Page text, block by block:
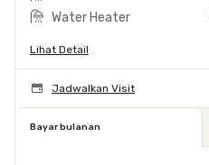
Water Heater
Lihat Detail
Jadwalkan Visit
Bayar bulanan